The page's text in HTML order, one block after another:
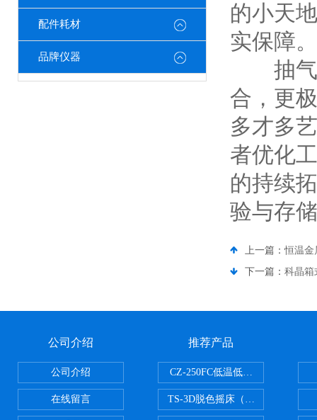
配件耗材
品牌仪器
的小天
实保障。
抽气
合，更
多才多
者优化
的持续
验与存
上一篇：恒温金
下一篇： 科晶箱
公司介绍
公司介绍
在线留言
推荐产品
CZ-250FC低温低湿种子储藏柜
TS-3D脱色摇床（三维运动）